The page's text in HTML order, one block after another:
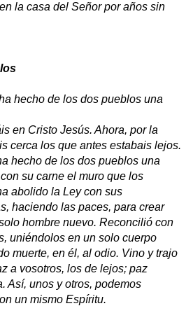
la casa del Señor por años sin
hecho de los dos pueblos una
en Cristo Jesús. Ahora, por la
cerca los que antes estabais lejos.
hecho de los dos pueblos una
su carne el muro que los
abolido la Ley con sus
haciendo las paces, para crear
hombre nuevo. Reconcilió con
uniéndolos en un solo cuerpo
muerte, en él, al odio. Vino y trajo
a vosotros, los de lejos; paz
Así, unos y otros, podemos
un mismo Espíritu.